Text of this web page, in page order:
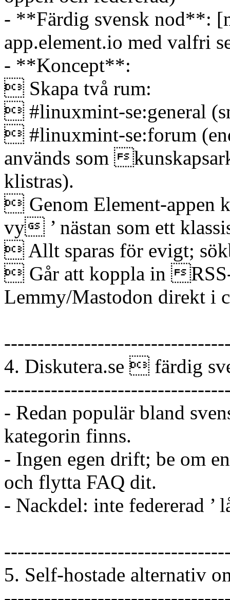
- **Färdig svensk nod**:
app.element.io med valfri
- **Koncept**:
 Skapa två rum:
 #linuxmint-se:general
 #linuxmint-se:forum
används som
klistras).
 Genom Element-appen
vy ’ nästan som ett
 Allt sparas för evigt;
 Går att koppla in
Lemmy/Mastodon direkt i
4. Diskutera.se  färdig
- Redan populär bland
kategorin finns.
- Ingen egen drift; be om
och flytta FAQ dit.
- Nackdel: inte federerad ’
5. Self-hostade alternativ